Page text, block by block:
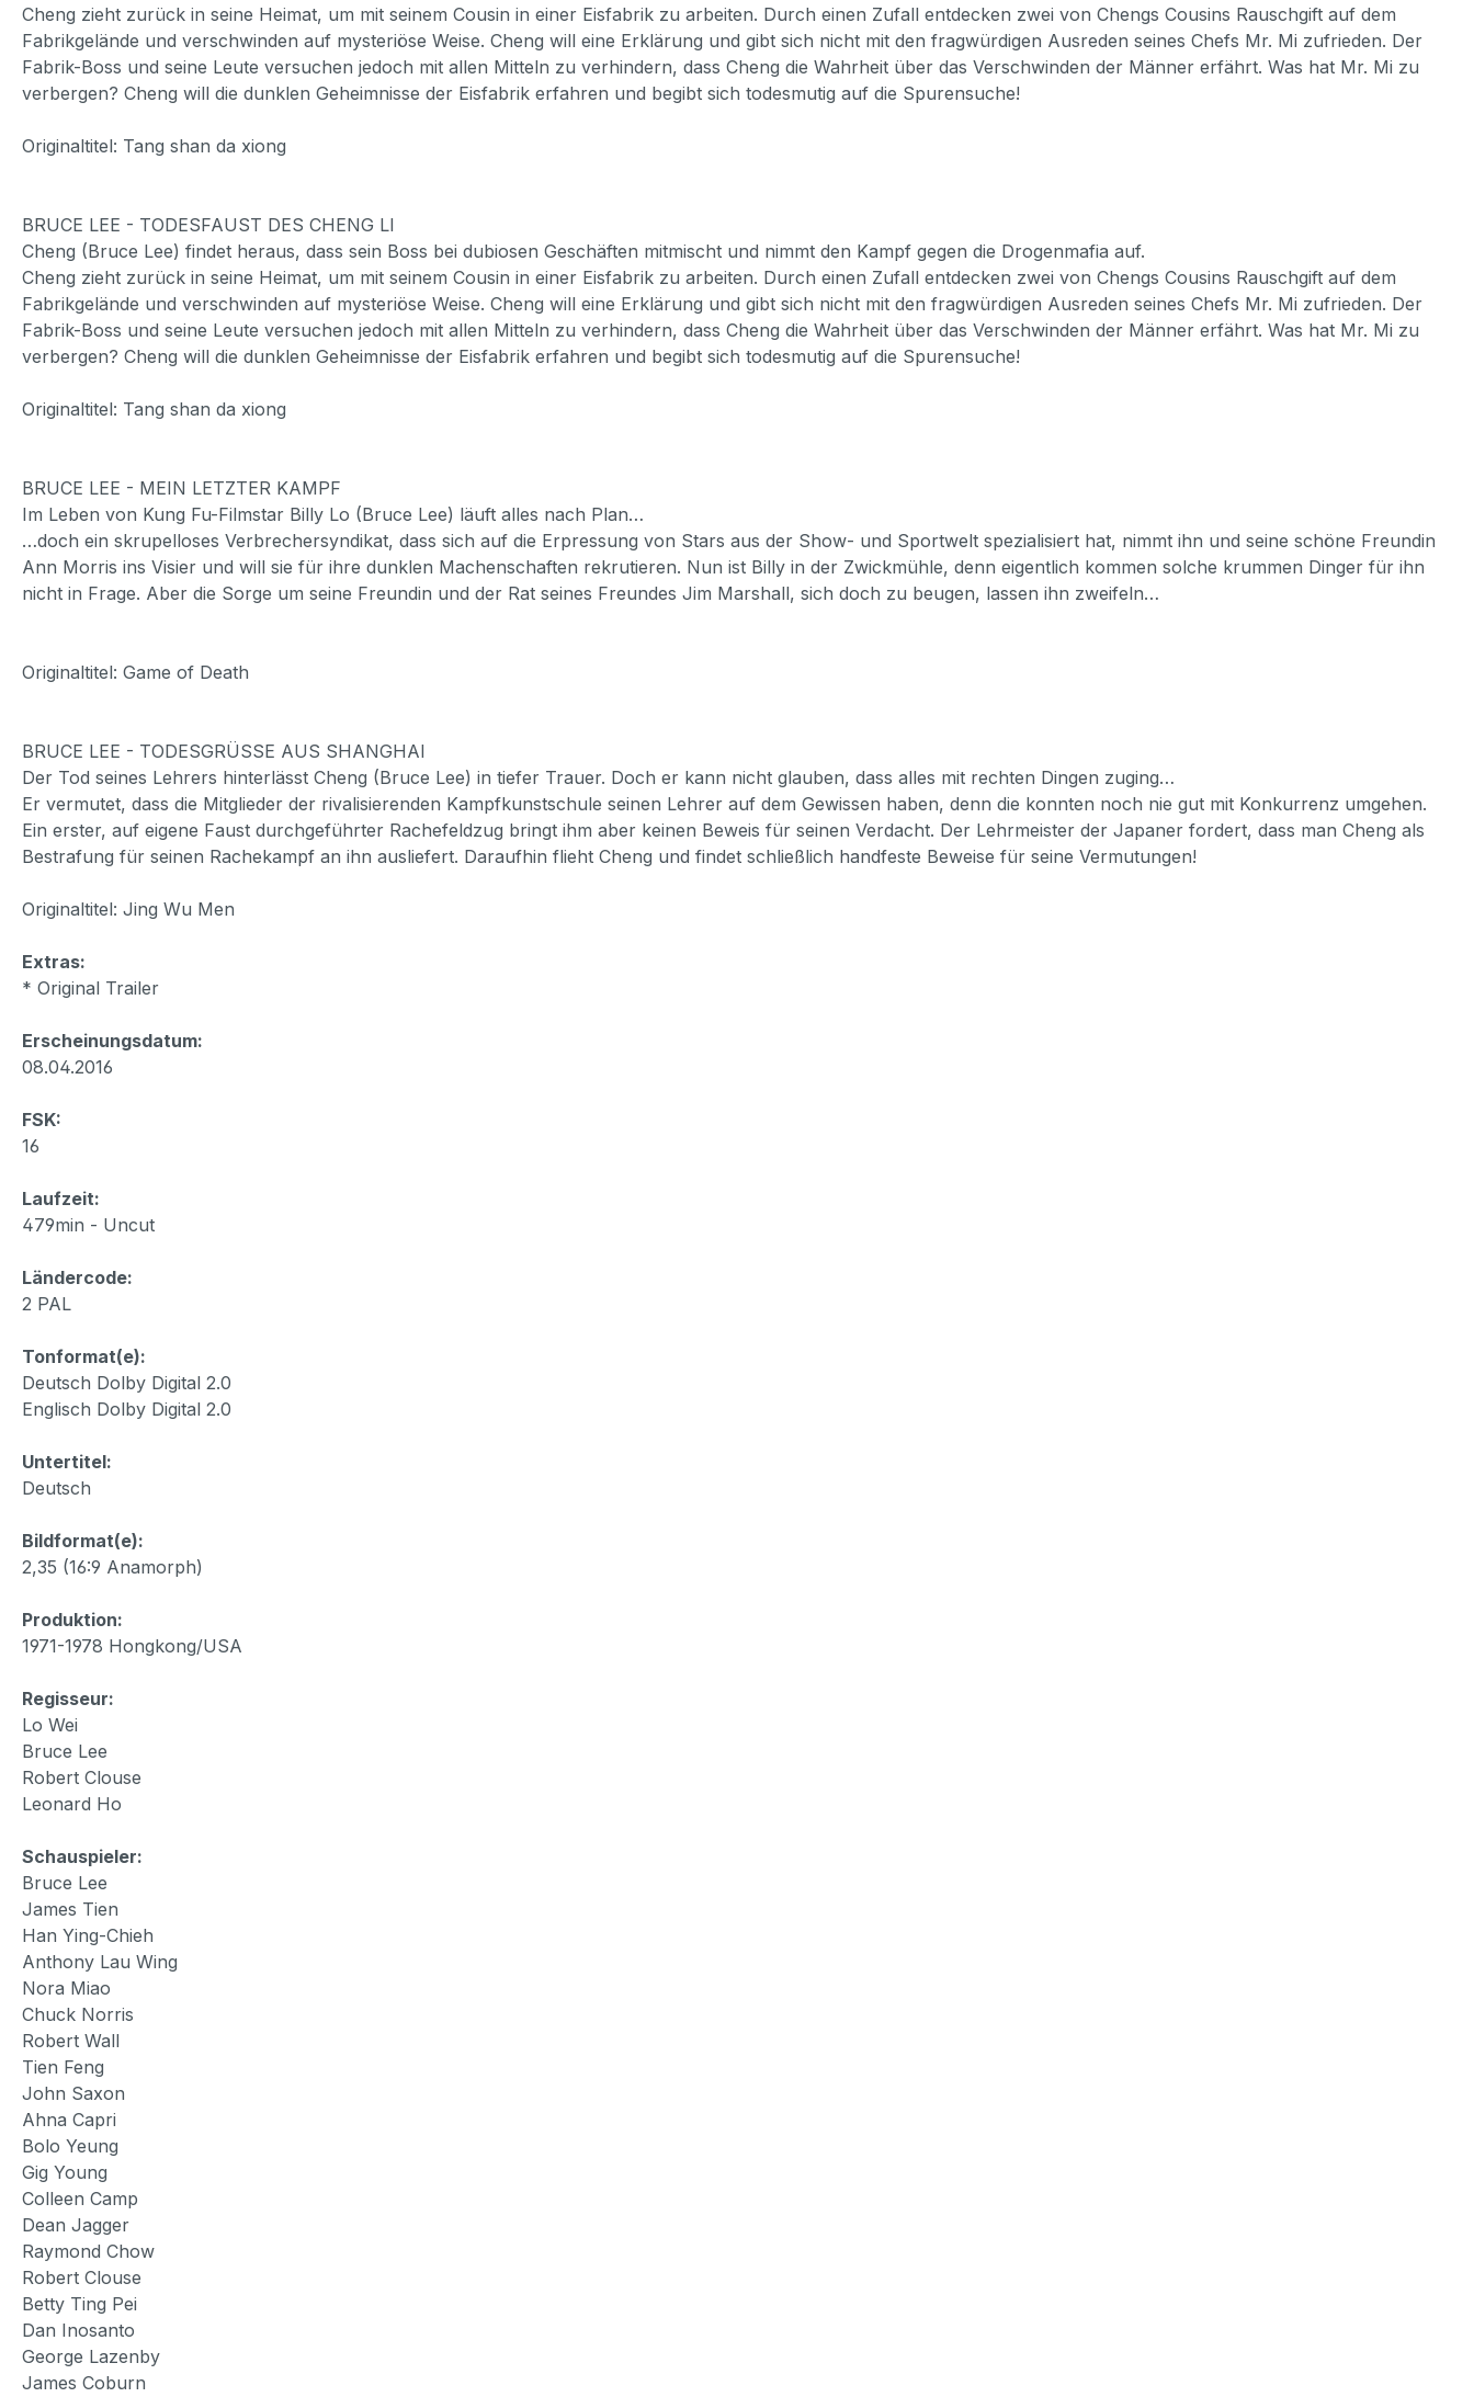
Cheng zieht zurück in seine Heimat, um mit seinem Cousin in einer Eisfabrik zu arbeiten. Durch einen Zufall entdecken zwei von Chengs Cousins Rauschgift auf dem
Fabrikgelände und verschwinden auf mysteriöse Weise. Cheng will eine Erklärung und gibt sich nicht mit den fragwürdigen Ausreden seines Chefs Mr. Mi zufrieden. Der
Fabrik-Boss und seine Leute versuchen jedoch mit allen Mitteln zu verhindern, dass Cheng die Wahrheit über das Verschwinden der Männer erfährt. Was hat Mr. Mi zu
verbergen? Cheng will die dunklen Geheimnisse der Eisfabrik erfahren und begibt sich todesmutig auf die Spurensuche!
Originaltitel: Tang shan da xiong
BRUCE LEE - TODESFAUST DES CHENG LI
Cheng (Bruce Lee) findet heraus, dass sein Boss bei dubiosen Geschäften mitmischt und nimmt den Kampf gegen die Drogenmafia auf.
Cheng zieht zurück in seine Heimat, um mit seinem Cousin in einer Eisfabrik zu arbeiten. Durch einen Zufall entdecken zwei von Chengs Cousins Rauschgift auf dem
Fabrikgelände und verschwinden auf mysteriöse Weise. Cheng will eine Erklärung und gibt sich nicht mit den fragwürdigen Ausreden seines Chefs Mr. Mi zufrieden. Der
Fabrik-Boss und seine Leute versuchen jedoch mit allen Mitteln zu verhindern, dass Cheng die Wahrheit über das Verschwinden der Männer erfährt. Was hat Mr. Mi zu
verbergen? Cheng will die dunklen Geheimnisse der Eisfabrik erfahren und begibt sich todesmutig auf die Spurensuche!
Originaltitel: Tang shan da xiong
BRUCE LEE - MEIN LETZTER KAMPF
Im Leben von Kung Fu-Filmstar Billy Lo (Bruce Lee) läuft alles nach Plan…
…doch ein skrupelloses Verbrechersyndikat, dass sich auf die Erpressung von Stars aus der Show- und Sportwelt spezialisiert hat, nimmt ihn und seine schöne Freundin
Ann Morris ins Visier und will sie für ihre dunklen Machenschaften rekrutieren. Nun ist Billy in der Zwickmühle, denn eigentlich kommen solche krummen Dinger für ihn
nicht in Frage. Aber die Sorge um seine Freundin und der Rat seines Freundes Jim Marshall, sich doch zu beugen, lassen ihn zweifeln…
Originaltitel: Game of Death
BRUCE LEE - TODESGRÜSSE AUS SHANGHAI
Der Tod seines Lehrers hinterlässt Cheng (Bruce Lee) in tiefer Trauer. Doch er kann nicht glauben, dass alles mit rechten Dingen zuging…
Er vermutet, dass die Mitglieder der rivalisierenden Kampfkunstschule seinen Lehrer auf dem Gewissen haben, denn die konnten noch nie gut mit Konkurrenz umgehen.
Ein erster, auf eigene Faust durchgeführter Rachefeldzug bringt ihm aber keinen Beweis für seinen Verdacht. Der Lehrmeister der Japaner fordert, dass man Cheng als
Bestrafung für seinen Rachekampf an ihn ausliefert. Daraufhin flieht Cheng und findet schließlich handfeste Beweise für seine Vermutungen!
Originaltitel: Jing Wu Men
Extras:
* Original Trailer
Erscheinungsdatum:
08.04.2016
FSK:
16
Laufzeit:
479min - Uncut
Ländercode:
2 PAL
Tonformat(e):
Deutsch Dolby Digital 2.0
Englisch Dolby Digital 2.0
Untertitel:
Deutsch
Bildformat(e):
2,35 (16:9 Anamorph)
Produktion:
1971-1978 Hongkong/USA
Regisseur:
Lo Wei
Bruce Lee
Robert Clouse
Leonard Ho
Schauspieler:
Bruce Lee
James Tien
Han Ying-Chieh
Anthony Lau Wing
Nora Miao
Chuck Norris
Robert Wall
Tien Feng
John Saxon
Ahna Capri
Bolo Yeung
Gig Young
Colleen Camp
Dean Jagger
Raymond Chow
Robert Clouse
Betty Ting Pei
Dan Inosanto
George Lazenby
James Coburn